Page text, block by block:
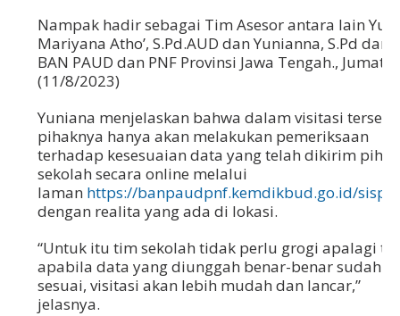
Nampak hadir sebagai Tim Asesor antara lain
Mariyana Atho’, S.Pd.AUD dan Yunianna, S.Pd dari
BAN PAUD dan PNF Provinsi Jawa Tengah., Jumat,
(11/8/2023)
Yuniana menjelaskan bahwa dalam visitasi
pihaknya hanya akan melakukan pemeriksaan
terhadap kesesuaian data yang telah dikirim pihak
sekolah secara online melalui
laman https://banpaudpnf.kemdikbud.go.id/
dengan realita yang ada di lokasi.
“Untuk itu tim sekolah tidak perlu grogi apalagi
apabila data yang diunggah benar-benar sudah
sesuai, visitasi akan lebih mudah dan lancar,”
jelasnya.